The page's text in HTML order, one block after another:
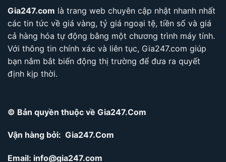
Gia247.com là trang web chuyên cập nhật nhanh nhất
các tin tức về giá vàng, tỷ giá ngoại tệ, tiền số và giá
cả hàng hóa tự động bằng một chương trình máy tính.
Với thông tin chính xác và liên tục, Gia247.com giúp
bạn nắm bắt biến động thị trường để đưa ra quyết
định kịp thời.
© Bản quyền thuộc về Gia247.Com
Vận hàng bởi: Gia247.Com
Email: info@gia247.com